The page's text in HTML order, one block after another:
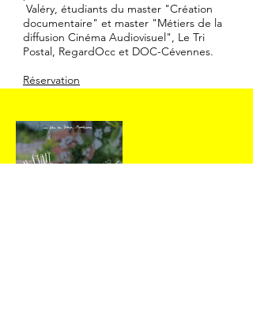
Valéry, étudiants du master "Création
documentaire" et master "Métiers de la
diffusion Cinéma Audiovisuel", Le Tri
Postal, RegardOcc et DOC-Cévennes.
Réservation